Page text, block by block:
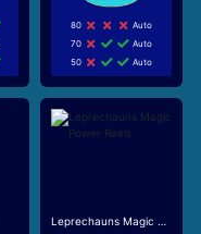
80
Auto
70
Auto
50
Auto
Leprechauns Magic Power Reels